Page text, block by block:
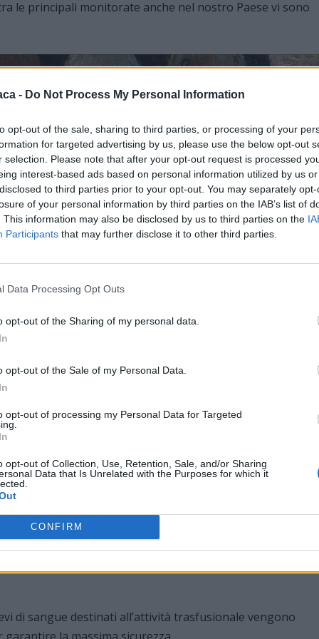
- Do Not Process My Personal Information
opt-out of the sale, sharing to third parties, or processing of your
for targeted advertising by us, please use the below opt-out
selection. Please note that after your opt-out request is processed
interest-based ads based on personal information utilized by us
to third parties prior to your opt-out. You may separately
of your personal information by third parties on the IAB’s list of
This information may also be disclosed by us to third parties on the
Participants that may further disclose it to other third parties.
Data Processing Opt Outs
opt-out of the Sharing of my personal data.
opt-out of the Sale of my Personal Data.
opt-out of processing my Personal Data for Targeted
opt-out of Collection, Use, Retention, Sale, and/or Sharing
Data that Is Unrelated with the Purposes for which it
CONFIRM
le principali monitorate anche nel nostro Paese vi sono
programma di lotta alle zanzare e prevenzione
Piante da Legno e l’Ambiente), con un finanziamento
gli oltre 200 Comuni aderenti al progetto regionale,
che coinvolgono l’intero territorio.
adulte attraverso circa 180 trappole distribuite sul
al controllo della zanzara tigre;
nodi logistici e delle aree di ingresso di nuove specie
Sperimentale del Piemonte, Liguria e Valle d’Aosta
nei tombini e nei ristagni d’acqua presenti nei
straordinari in caso di riscontro di virus trasmissibili
di sangue destinati all’attività trasfusionale vengono